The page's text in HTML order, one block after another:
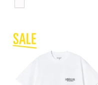
Colour
TNF White